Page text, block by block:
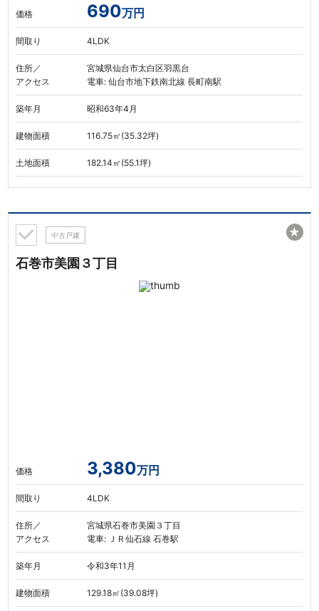
価格 690万円
間取り 4LDK
住所／
アクセス
宮城県仙台市太白区羽黒台
電車: 仙台市地下鉄南北線 長町南駅
築年月 昭和63年4月
建物面積 116.75㎡(35.32坪)
土地面積 182.14㎡(55.1坪)
中古戸建
石巻市美園３丁目
価格 3,380万円
間取り 4LDK
住所／
アクセス
宮城県石巻市美園３丁目
電車: ＪＲ仙石線 石巻駅
築年月 令和3年11月
建物面積 129.18㎡(39.08坪)
★